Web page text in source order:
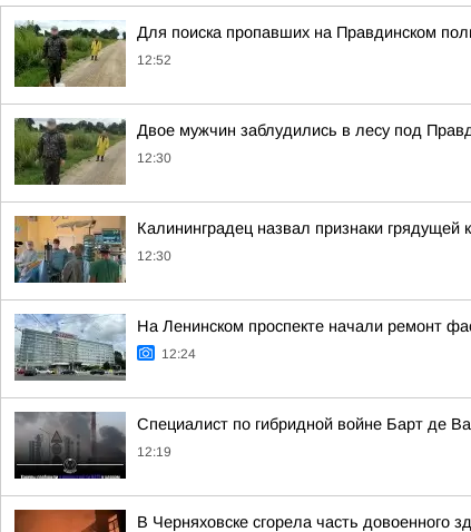
Для поиска пропавших на Правдинском
12:52
Двое мужчин заблудились в лесу под
12:30
Калининградец назвал признаки грядущей
12:30
На Ленинском проспекте начали ремонт
12:24
Специалист по гибридной войне Барт де
12:19
В Черняховске сгорела часть довоенного